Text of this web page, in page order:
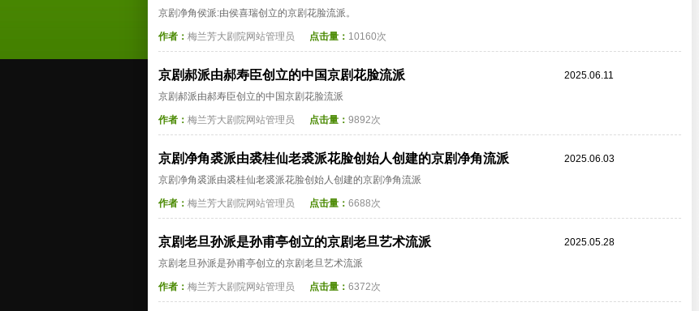
京剧净角侯派:由侯喜瑞创立的京剧花脸流派。
作者： 梅兰芳大剧院网站管理员 点击量： 10160次
京剧郝派由郝寿臣创立的中国京剧花脸流派
2025.06.11
京剧郝派由郝寿臣创立的中国京剧花脸流派
作者： 梅兰芳大剧院网站管理员 点击量： 9892次
京剧净角裘派由裘桂仙老裘派花脸创始人创建的京剧净角流派
2025.06.03
京剧净角裘派由裘桂仙老裘派花脸创始人创建的京剧净角流派
作者： 梅兰芳大剧院网站管理员 点击量： 6688次
京剧老旦孙派是孙甫亭创立的京剧老旦艺术流派
2025.05.28
京剧老旦孙派是孙甫亭创立的京剧老旦艺术流派
作者： 梅兰芳大剧院网站管理员 点击量： 6372次